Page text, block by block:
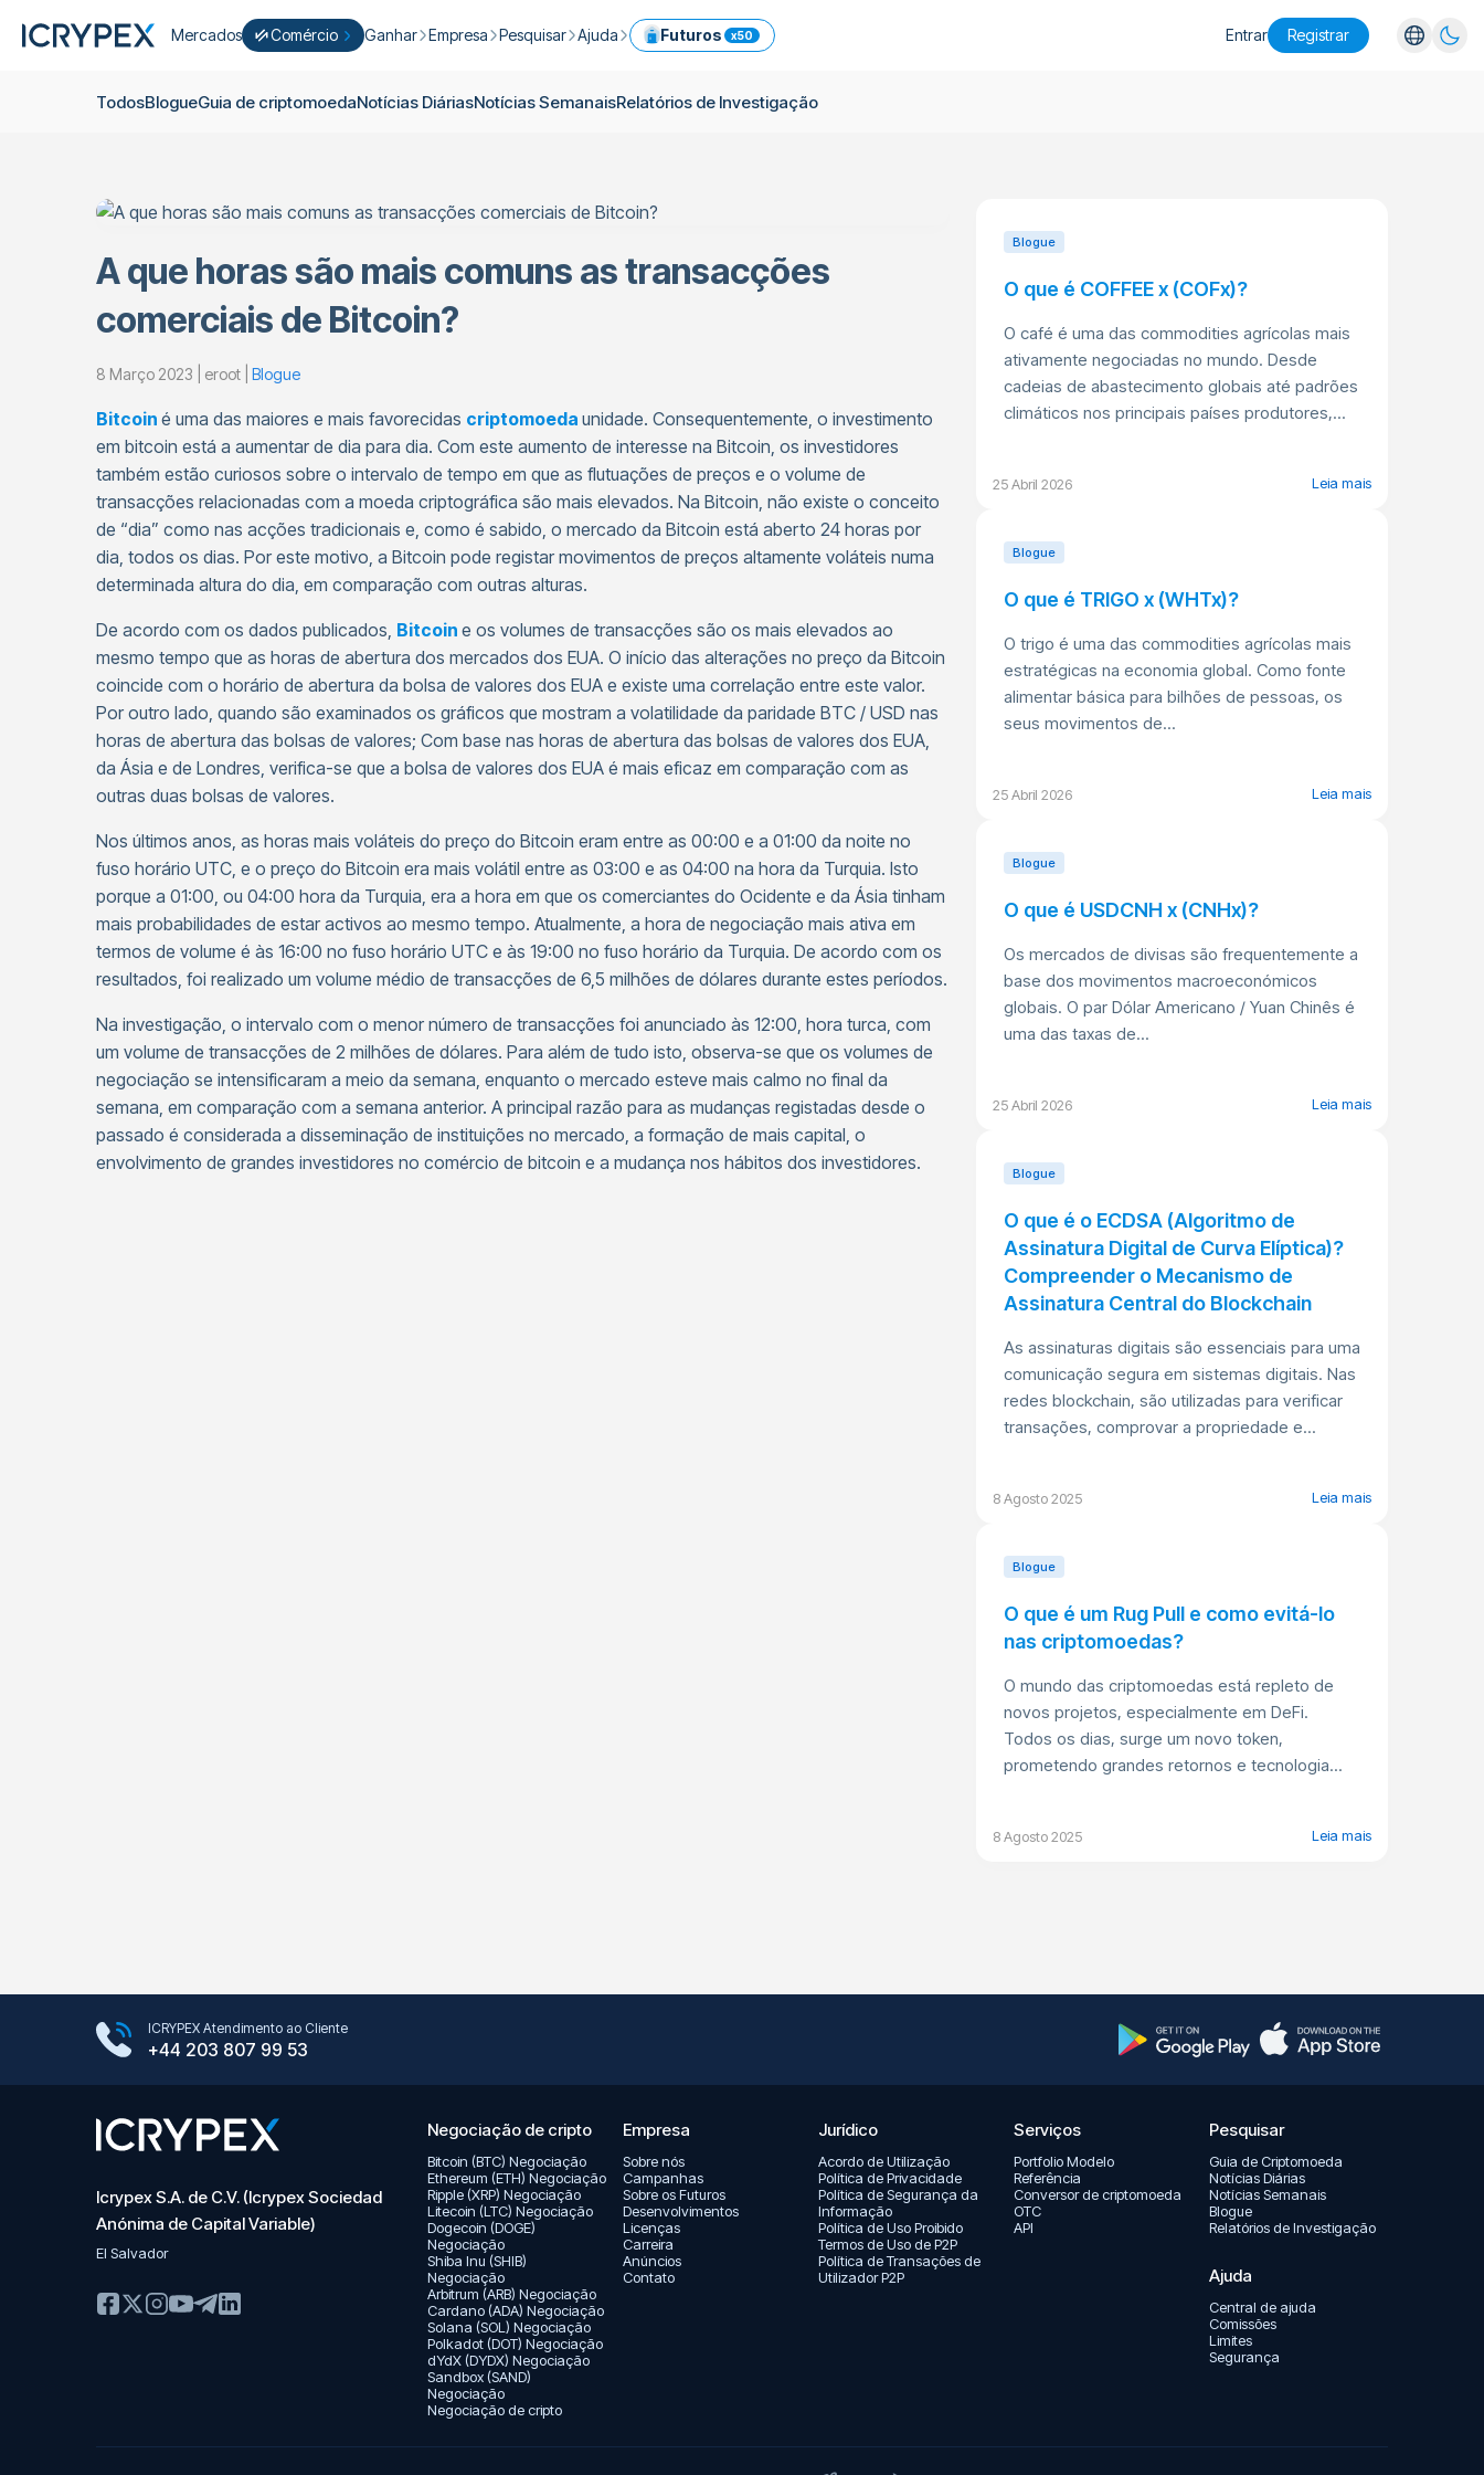
Mercados
Comércio
New Trade smarter with ICRYPEX Prime
Pró-Comércio
Negoceie criptomoedas com ferramentas profissionais
Cesto de Criptomoedas
P2P-Comércio
Ganhar
Ondo Finance
Empresa
Sobre os Futuros
Licenças
Carreira
Conversor de criptomoeda
API
Pesquisar
Blogue
Ajuda
Segurança
Futuros x50 Entrar Registrar
TodosBlogueGuia de criptomoedaNotícias DiáriasNotícias SemanaisRelatórios de Investigação
A que horas são mais comuns as transacções
comerciais de Bitcoin?
8 Março 2023 | eroot | Blogue
Bitcoin é uma das maiores e mais favorecidas criptomoeda unidade. Consequentemente, o investimento
em bitcoin está a aumentar de dia para dia. Com este aumento de interesse na Bitcoin, os investidores
também estão curiosos sobre o intervalo de tempo em que as flutuações de preços e o volume de
transacções relacionadas com a moeda criptográfica são mais elevados. Na Bitcoin, não existe o conceito
de “dia” como nas acções tradicionais e, como é sabido, o mercado da Bitcoin está aberto 24 horas por
dia, todos os dias. Por este motivo, a Bitcoin pode registar movimentos de preços altamente voláteis numa
determinada altura do dia, em comparação com outras alturas.
De acordo com os dados publicados, Bitcoin e os volumes de transacções são os mais elevados ao
mesmo tempo que as horas de abertura dos mercados dos EUA. O início das alterações no preço da Bitcoin
coincide com o horário de abertura da bolsa de valores dos EUA e existe uma correlação entre este valor.
Por outro lado, quando são examinados os gráficos que mostram a volatilidade da paridade BTC / USD nas
horas de abertura das bolsas de valores; Com base nas horas de abertura das bolsas de valores dos EUA,
da Ásia e de Londres, verifica-se que a bolsa de valores dos EUA é mais eficaz em comparação com as
outras duas bolsas de valores.
Nos últimos anos, as horas mais voláteis do preço do Bitcoin eram entre as 00:00 e a 01:00 da noite no
fuso horário UTC, e o preço do Bitcoin era mais volátil entre as 03:00 e as 04:00 na hora da Turquia. Isto
porque a 01:00, ou 04:00 hora da Turquia, era a hora em que os comerciantes do Ocidente e da Ásia tinham
mais probabilidades de estar activos ao mesmo tempo. Atualmente, a hora de negociação mais ativa em
termos de volume é às 16:00 no fuso horário UTC e às 19:00 no fuso horário da Turquia. De acordo com os
resultados, foi realizado um volume médio de transacções de 6,5 milhões de dólares durante estes períodos.
Na investigação, o intervalo com o menor número de transacções foi anunciado às 12:00, hora turca, com
um volume de transacções de 2 milhões de dólares. Para além de tudo isto, observa-se que os volumes de
negociação se intensificaram a meio da semana, enquanto o mercado esteve mais calmo no final da
semana, em comparação com a semana anterior. A principal razão para as mudanças registadas desde o
passado é considerada a disseminação de instituições no mercado, a formação de mais capital, o
envolvimento de grandes investidores no comércio de bitcoin e a mudança nos hábitos dos investidores.
Blogue
O que é COFFEE x (COFx)?
O café é uma das commodities agrícolas mais
ativamente negociadas no mundo. Desde
cadeias de abastecimento globais até padrões
climáticos nos principais países produtores,...
25 Abril 2026 Leia mais
Blogue
O que é TRIGO x (WHTx)?
O trigo é uma das commodities agrícolas mais
estratégicas na economia global. Como fonte
alimentar básica para bilhões de pessoas, os
seus movimentos de...
25 Abril 2026 Leia mais
Blogue
O que é USDCNH x (CNHx)?
Os mercados de divisas são frequentemente a
base dos movimentos macroeconómicos
globais. O par Dólar Americano / Yuan Chinês é
uma das taxas de...
25 Abril 2026 Leia mais
Blogue
O que é o ECDSA (Algoritmo de
Assinatura Digital de Curva Elíptica)?
Compreender o Mecanismo de
Assinatura Central do Blockchain
As assinaturas digitais são essenciais para uma
comunicação segura em sistemas digitais. Nas
redes blockchain, são utilizadas para verificar
transações, comprovar a propriedade e...
8 Agosto 2025 Leia mais
Blogue
O que é um Rug Pull e como evitá-lo
nas criptomoedas?
O mundo das criptomoedas está repleto de
novos projetos, especialmente em DeFi.
Todos os dias, surge um novo token,
prometendo grandes retornos e tecnologia...
8 Agosto 2025 Leia mais
ICRYPEX Atendimento ao Cliente
+44 203 807 99 53
Google Play StoreApp Store
Icrypex S.A. de C.V. (Icrypex Sociedad
Anónima de Capital Variable)
El Salvador
Negociação de cripto
Bitcoin (BTC) Negociação
Ethereum (ETH) Negociação
Ripple (XRP) Negociação
Litecoin (LTC) Negociação
Dogecoin (DOGE)
Negociação
Shiba Inu (SHIB)
Negociação
Arbitrum (ARB) Negociação
Cardano (ADA) Negociação
Solana (SOL) Negociação
Polkadot (DOT) Negociação
dYdX (DYDX) Negociação
Sandbox (SAND)
Negociação
Negociação de cripto
Empresa
Sobre nós
Campanhas
Sobre os Futuros
Desenvolvimentos
Licenças
Carreira
Anúncios
Contato
Jurídico
Acordo de Utilização
Política de Privacidade
Política de Segurança da
Informação
Política de Uso Proibido
Termos de Uso de P2P
Política de Transações de
Utilizador P2P
Serviços
Portfolio Modelo
Referência
Conversor de criptomoeda
OTC
API
Pesquisar
Guia de Criptomoeda
Notícias Diárias
Notícias Semanais
Blogue
Relatórios de Investigação
Ajuda
Central de ajuda
Comissões
Limites
Segurança